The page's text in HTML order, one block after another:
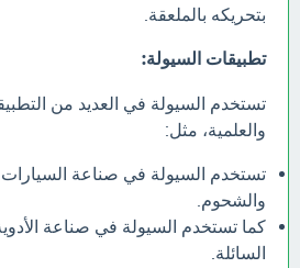
بتحريكه بالملعقة.
تطبيقات السيولة:
تستخدم السيولة في العديد من
والعلمية، مثل:
تستخدم السيولة في صناعة السيارات
والشحوم.
كما تستخدم السيولة في صناعة
السائلة.